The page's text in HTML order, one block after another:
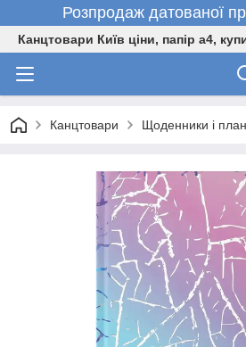
Розпродаж датованої
Канцтовари Київ ціни, папір а4,
Канцтовари Щоденники і